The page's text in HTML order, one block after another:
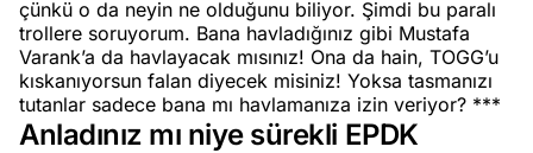
çünkü o da neyin ne olduğunu biliyor. Şimdi bu paralı
trollere soruyorum. Bana havladığınız gibi Mustafa
Varank’a da havlayacak mısınız! Ona da hain, TOGG’u
kıskanıyorsun falan diyecek misiniz! Yoksa tasmanızı
tutanlar sadece bana mı havlamanıza izin veriyor? ***
Anladınız mı niye sürekli EPDK